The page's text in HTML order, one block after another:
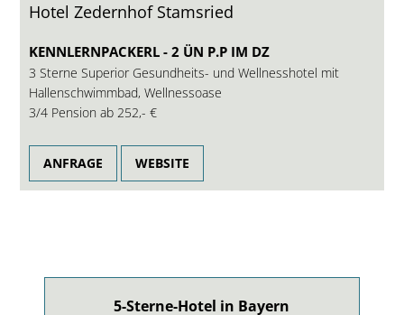
Hotel Zedernhof Stamsried
KENNLERNPACKERL - 2 ÜN P.P IM DZ
3 Sterne Superior Gesundheits- und Wellnesshotel mit
Hallenschwimmbad, Wellnessoase
3/4 Pension ab252,- €
ANFRAGE WEBSITE
5-Sterne-Hotel in Bayern